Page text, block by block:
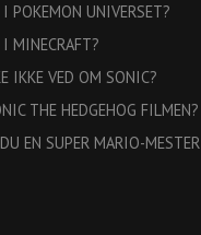
POKEMON UNIVERSET?
I MINECRAFT?
IKKE VED OM SONIC?
THE HEDGEHOG FILMEN?
EN SUPER MARIO-MESTER